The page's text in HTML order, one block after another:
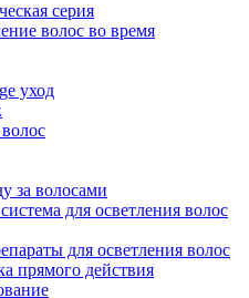
серия
волос во время
уход
за волосами
для осветления волос
для осветления волос
прямого действия